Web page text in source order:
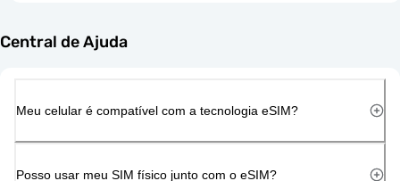
Central de Ajuda
Meu celular é compatível com a tecnologia eSIM?
Posso usar meu SIM físico junto com o eSIM?